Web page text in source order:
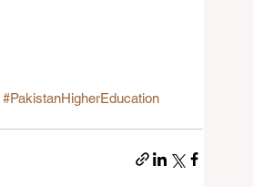
#PakistanHigherEducation